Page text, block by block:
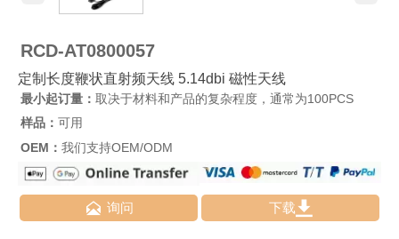
RCD-AT0800057
定制长度鞭状直射频天线 5.14dbi 磁性天线
最小起订量： 取决于材料和产品的复杂程度，通常为100PCS
样品： 可用
OEM： 我们支持OEM/ODM
 询问 下载